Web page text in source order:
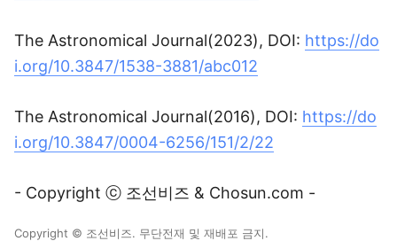
The Astronomical Journal(2023), DOI: https://do
i.org/10.3847/1538-3881/abc012
The Astronomical Journal(2016), DOI: https://do
i.org/10.3847/0004-6256/151/2/22
- Copyright ⓒ 조선비즈 & Chosun.com -
Copyright © 조선비즈. 무단전재 및 재배포 금지.